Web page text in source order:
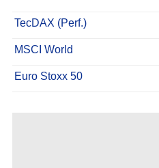
TecDAX (Perf.)
MSCI World
Euro Stoxx 50